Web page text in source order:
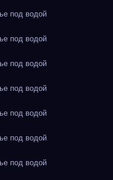
под водой
под водой
под водой
под водой
под водой
под водой
под водой